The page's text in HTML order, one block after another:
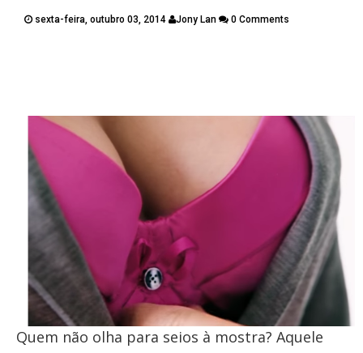
sexta-feira, outubro 03, 2014 Jony Lan 0 Comments
Quem não olha para seios à mostra? Aquele